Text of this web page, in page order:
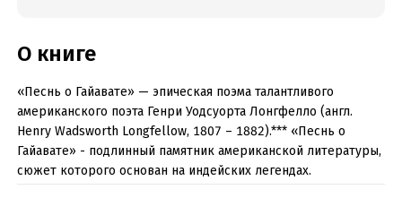
О книге
«Песнь о Гайавате» — эпическая поэма талантливого
американского поэта Генри Уодсуорта Лонгфелло (англ.
Henry Wadsworth Longfellow, 1807 – 1882).*** «Песнь о
Гайавате» - подлинный памятник американской литературы,
сюжет которого основан на индейских легендах.